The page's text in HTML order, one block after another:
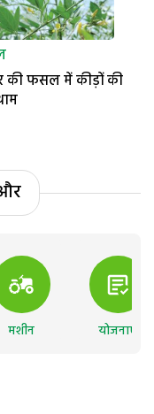
की फसल में कीड़ों की
मशीन योजनाएं